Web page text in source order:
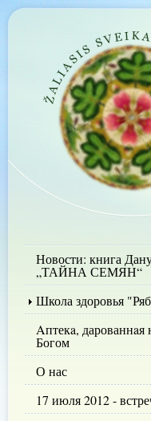
Новости: книга
„ТАЙНА СЕМЯН“
Школа здоровья
Aптекa,
Богом
О нас
17 июля 2012 -